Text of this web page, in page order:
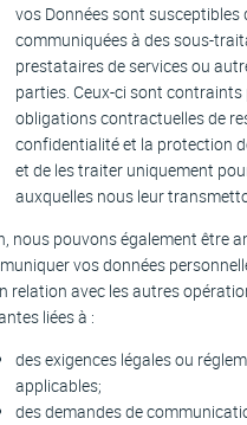
vos Données sont susceptibles
communiquées à des sous-
prestataires de services ou
parties. Ceux-ci sont contraints
obligations contractuelles de
confidentialité et la protection
et de les traiter uniquement
auxquelles nous leur
nous pouvons également être
vos données
relation avec les autres
liées à :
des exigences légales ou
applicables;
des demandes de